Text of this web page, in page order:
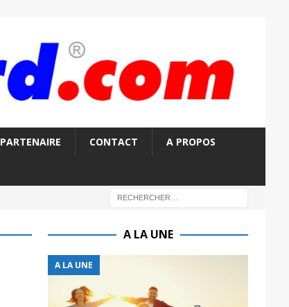
PARTENAIRE CONTACT A PROPOS
A LA UNE
A LA UNE